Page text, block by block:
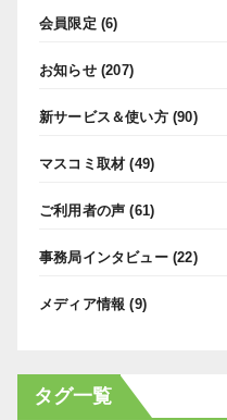
会員限定 (6)
お知らせ(207)
新サービス＆使い方(90)
マスコミ取材 (49)
ご利用者の声 (61)
事務局インタビュー(22)
メディア情報 (9)
タグ一覧